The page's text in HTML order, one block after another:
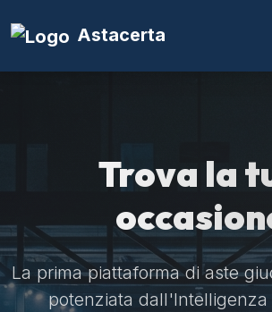
Astacerta
Trova la
La prima piattaforma di aste
potenziata dall'Intelligenza